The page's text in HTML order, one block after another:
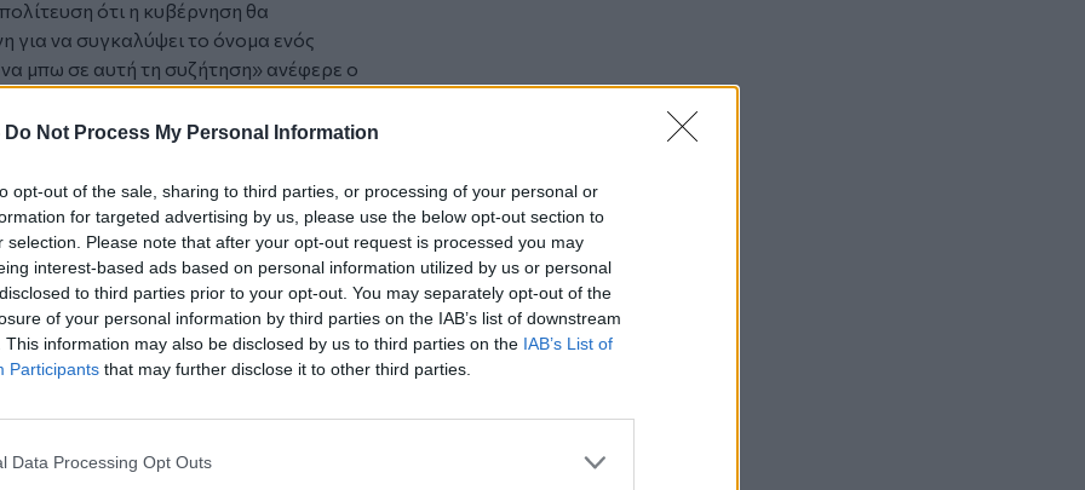
Do Not Process My Personal Information
opt-out of the sale, sharing to third parties, or processing of your personal or
for targeted advertising by us, please use the below opt-out section to
selection. Please note that after your opt-out request is processed you may
interest-based ads based on personal information utilized by us or personal
to third parties prior to your opt-out. You may separately opt-out of the
of your personal information by third parties on the IAB’s list of downstream
This information may also be disclosed by us to third parties on the IAB’s List of
Participants that may further disclose it to other third parties.
Data Processing Opt Outs
ότι η κυβέρνηση θα
για να συγκαλύψει το όνομα ενός
μπω σε αυτή τη συζήτηση» ανέφερε ο
ο Ηλίας Μίχος έχει διαγραφει
των στοιχείων του, υπενθυμίζοντας
μόλις έγινε γνωστή η υπόθεση.
ο ΣΥΡΙΖΑ
αυστηροποίηση των ποινών για
αδειάζοντας στελέχη της ΝΔ
είχε καταψηφίσει στη Βουλή.
άρθρο το ψήφισε και ο ΣΥΡΙΖΑ και
είπε ο κ. Οικονόμου.